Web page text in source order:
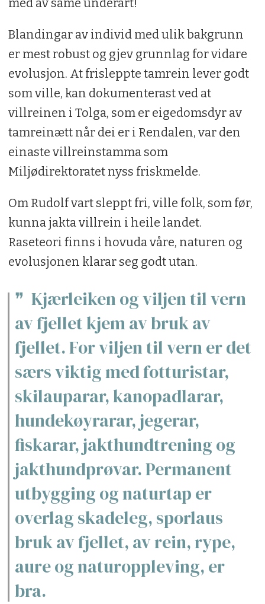
med av same underart!
Blandingar av individ med ulik bakgrunn
er mest robust og gjev grunnlag for vidare
evolusjon. At frisleppte tamrein lever godt
som ville, kan dokumenterast ved at
villreinen i Tolga, som er eigedomsdyr av
tamreinætt når dei er i Rendalen, var den
einaste villreinstamma som
Miljødirektoratet nyss friskmelde.
Om Rudolf vart sleppt fri, ville folk, som før,
kunna jakta villrein i heile landet.
Raseteori finns i hovuda våre, naturen og
evolusjonen klarar seg godt utan.
Kjærleiken og viljen til vern
av fjellet kjem av bruk av
fjellet. For viljen til vern er det
særs viktig med fotturistar,
skilauparar, kanopadlarar,
hundekøyrarar, jegerar,
fiskarar, jakthundtrening og
jakthundprøvar. Permanent
utbygging og naturtap er
overlag skadeleg, sporlaus
bruk av fjellet, av rein, rype,
aure og naturoppleving, er
bra.